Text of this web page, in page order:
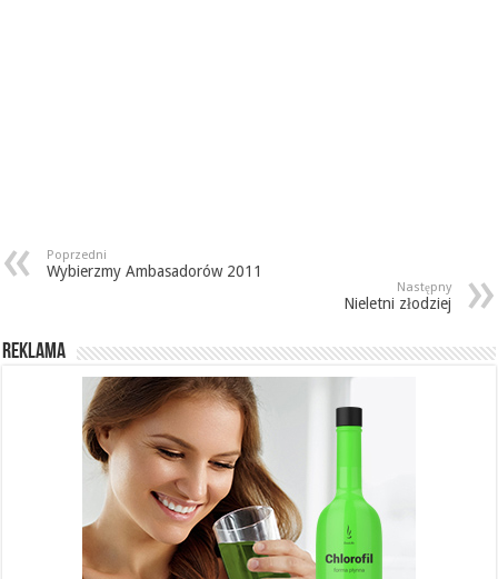
Poprzedni
Wybierzmy Ambasadorów 2011
Następny
Nieletni złodziej
REKLAMA